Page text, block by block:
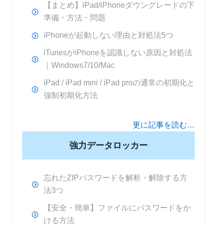
【まとめ】iPad/iPhoneダウングレードの下
準備・方法・問題
iPhoneが起動しない理由と対処法5つ
iTunesがiPhoneを認識しない原因と対処法
｜Windows7/10/Mac
iPad / iPad mini / iPad proの通常の初期化と
強制初期化方法
更に記事を読む…
強力データロッカー
忘れたZIPパスワードを解析・解除する方
法3つ
【安全・簡単】ファイルにパスワードをか
ける方法